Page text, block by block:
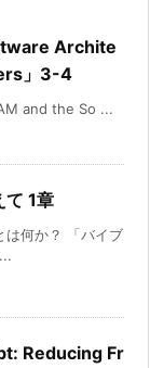
Archite
」3-4
and the So ...
て 1章
は何か？ 「バイブ
Reducing Fr